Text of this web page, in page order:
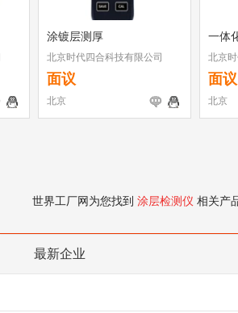
涂镀层测厚
北京时代四合科技有限公司
面议
北京
一体
北京
面议
北京
世界工厂网为您找到 涂层检测仪 相关产
最新企业